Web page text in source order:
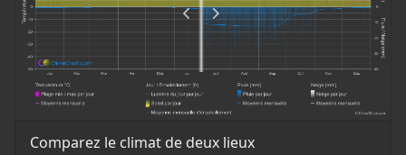
Comparez le climat de deux lieux